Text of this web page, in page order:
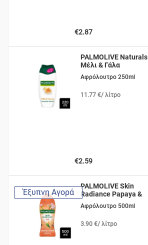
€2.87
PALMOLIVE Naturals
Μέλι & Γάλα
Αφρόλουτρο 250ml
11.77 €/ λίτρο
€2.59
Έξυπνη Αγορά
PALMOLIVE Skin
Radiance Papaya &
Peach
Αφρόλουτρο 500ml
3.90 €/ λίτρο